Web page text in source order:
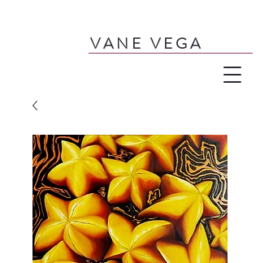
V A N E V E G A